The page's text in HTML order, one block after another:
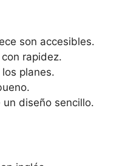
son accesibles.
rapidez.
planes.
diseño sencillo.